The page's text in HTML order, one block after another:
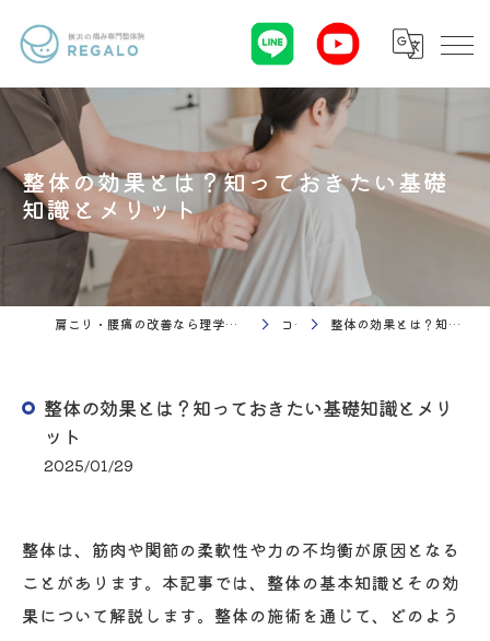
整体の効果とは？知っておきたい基礎
知識とメリット
肩こり・腰痛の改善なら理学療法 整体院Regalo（横浜市神奈川区白楽駅） コラム 整体の効果とは？知っておきたい基礎知識とメリット
整体の効果とは？知っておきたい基礎知識とメリ
ット
2025/01/29
整体は、筋肉や関節の柔軟性や力の不均衡が原因となる
ことがあります。本記事では、整体の基本知識とその効
果について解説します。整体の施術を通じて、どのよう